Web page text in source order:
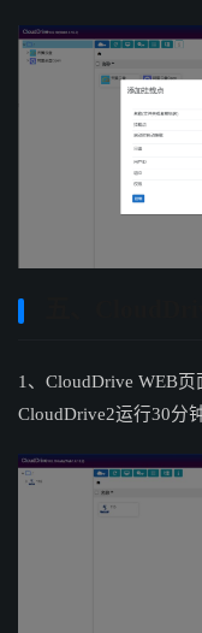
1、CloudDrive WEB
CloudDrive2运行30分